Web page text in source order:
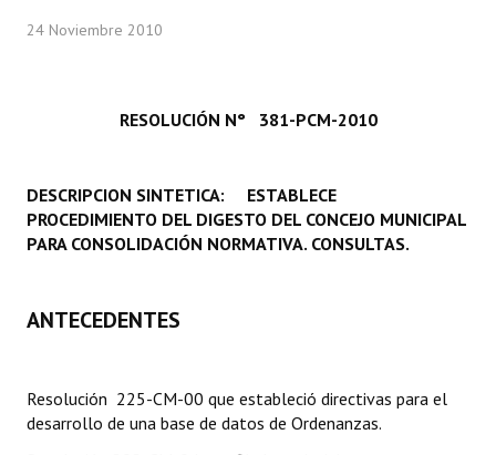
Comisiones Especiales
Constitución Nacional
Carta Orgánica 2007
Digesto
24 Noviembre 2010
RESOLUCIÓN N° 381-PCM-2010
DESCRIPCION SINTETICA: ESTABLECE
PROCEDIMIENTO DEL DIGESTO DEL CONCEJO MUNICIPAL
PARA CONSOLIDACIÓN NORMATIVA. CONSULTAS.
ANTECEDENTES
Resolución 225-CM-00 que estableció directivas para el
desarrollo de una base de datos de Ordenanzas.